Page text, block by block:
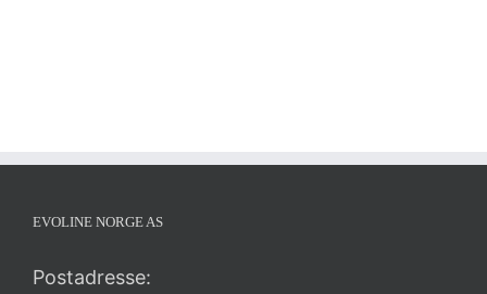
EVOLINE NORGE AS
Postadresse: